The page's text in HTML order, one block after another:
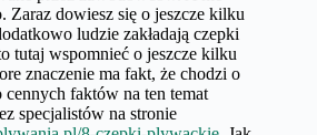
Zaraz dowiesz się o jeszcze kilku
ludzie zakładają czepki
tutaj wspomnieć o jeszcze kilku
znaczenie ma fakt, że chodzi o
faktów na ten temat
specjalistów na stronie